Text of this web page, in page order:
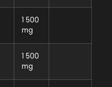
1 500
mg
1 500
mg